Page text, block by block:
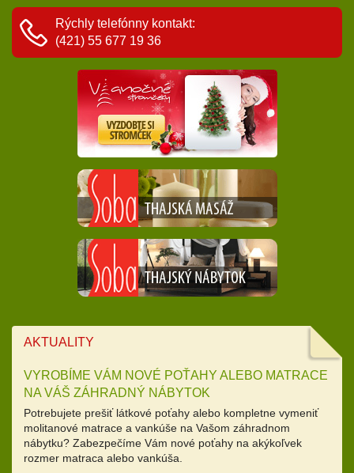
Rýchly telefónny kontakt:
(421) 55 677 19 36
AKTUALITY
VYROBÍME VÁM NOVÉ POŤAHY ALEBO MATRACE
NA VÁŠ ZÁHRADNÝ NÁBYTOK
Potrebujete prešiť látkové poťahy alebo kompletne vymeniť
molitanové matrace a vankúše na Vašom záhradnom
nábytku? Zabezpečíme Vám nové poťahy na akýkoľvek
rozmer matraca alebo vankúša.